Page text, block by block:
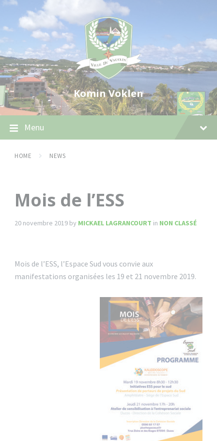
Skip
content
Skip
navigation
Skip
footer
Komin Voklen
Menu
HOME NEWS
Mois de l’ESS
20 novembre 2019 by MICKAEL LAGRANCOURT in NON CLASSÉ
Mois de l’ESS, l’Espace Sud vous convie aux
manifestations organisées les 19 et 21 novembre 2019.